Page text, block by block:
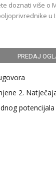
doznati više o
u
PREDAJ
2.
potencijala